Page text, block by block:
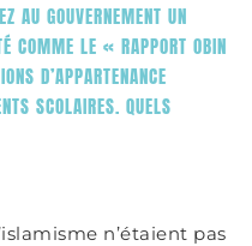
AU GOUVERNEMENT UN
COMME LE « RAPPORT OBIN
D’APPARTENANCE
SCOLAIRES. QUELS
n’étaient pas